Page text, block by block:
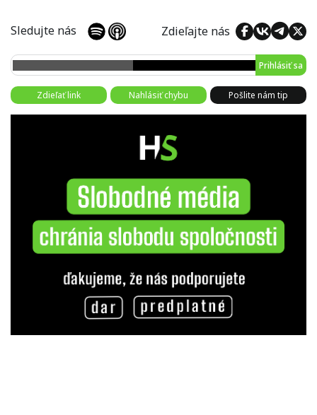
Sledujte nás Zdieľajte nás
Prihlásiť sa
Zdieľať link Nahlásiť chybu Pošlite nám tip